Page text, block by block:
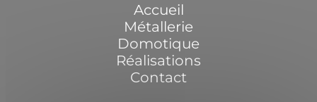
Accueil
Métallerie
Domotique
Réalisations
Contact